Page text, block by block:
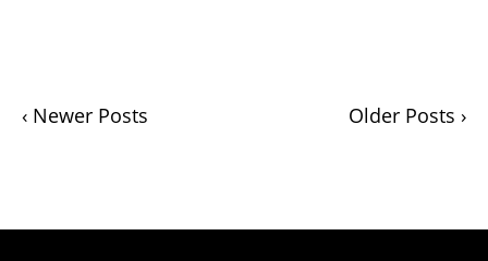
‹ Newer Posts Older Posts ›